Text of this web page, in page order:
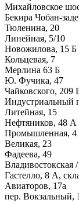
Михайловское
Бекира Чобан-
Тюленина, 20
Линейная, 5/10
Новожилова, 15 Б
Кольцевая, 7
Мерлина 63 Б
Ю. Фучика, 47
Чайковского, 209
Индустриальный
Литейная, 15
Нефтяников, 48 А
Промышленная, 4
Великая, 23
Фадеева, 49
Владивостокская
Гастелло, 8 А,
Авиаторов, 17а
пер. Вокзальный,